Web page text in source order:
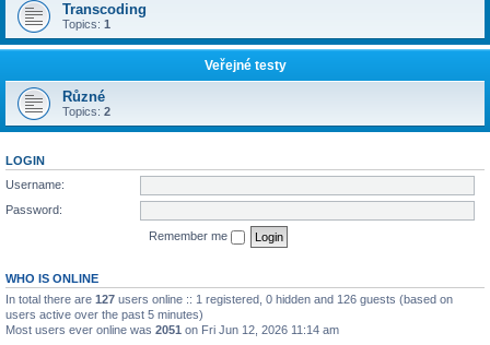
Transcoding
Topics: 1
Veřejné testy
Různé
Topics: 2
LOGIN
Username:
Password:
Remember me
WHO IS ONLINE
In total there are 127 users online :: 1 registered, 0 hidden and 126 guests (based on
users active over the past 5 minutes)
Most users ever online was 2051 on Fri Jun 12, 2026 11:14 am